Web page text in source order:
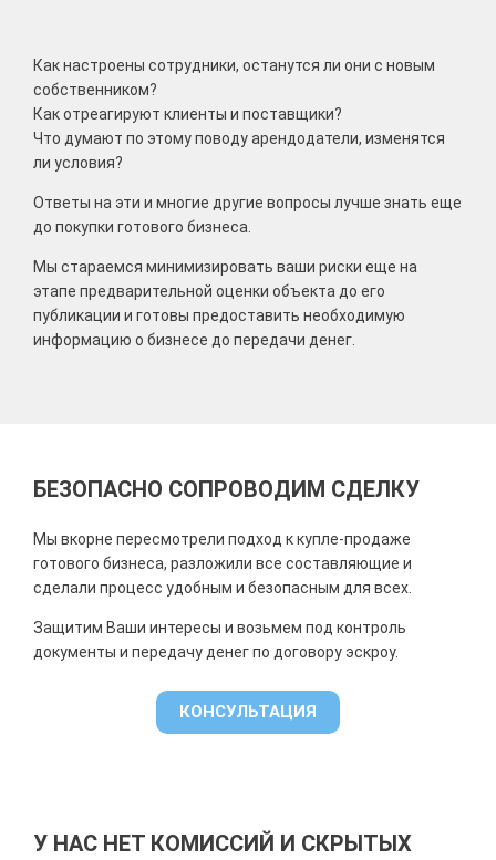
БЕЗОПАСНО СОПРОВОДИМ СДЕЛКУ
Мы вкорне пересмотрели подход к купле-продаже
готового бизнеса, разложили все составляющие и
сделали процесс удобным и безопасным для всех.
Защитим Ваши интересы и возьмем под контроль
документы и передачу денег по договору эскроу.
КОНСУЛЬТАЦИЯ
У НАС НЕТ КОМИССИЙ И СКРЫТЫХ
Как настроены сотрудники, останутся ли они с новым
собственником?
Как отреагируют клиенты и поставщики?
Что думают по этому поводу арендодатели, изменятся
ли условия?
Ответы на эти и многие другие вопросы лучше знать еще
до покупки готового бизнеса.
Мы стараемся минимизировать ваши риски еще на
этапе предварительной оценки объекта до его
публикации и готовы предоставить необходимую
информацию о бизнесе до передачи денег.